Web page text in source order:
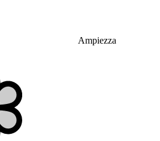
Ampiezza